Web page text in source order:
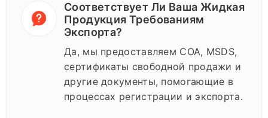
Соответствует Ли Ваша Жидкая
Продукция Требованиям
Экспорта?
Да, мы предоставляем COA, MSDS,
сертификаты свободной продажи и
другие документы, помогающие в
процессах регистрации и экспорта.